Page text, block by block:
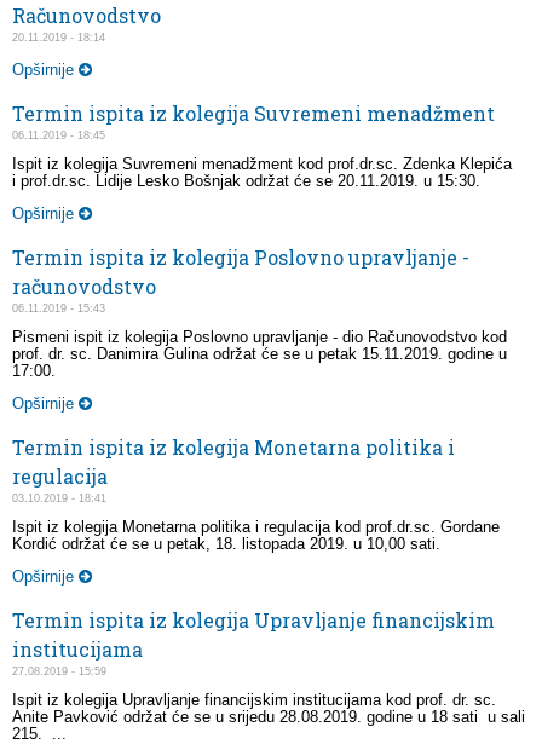
Računovodstvo
20.11.2019 - 18:14
Opširnije
Termin ispita iz kolegija Suvremeni menadžment
06.11.2019 - 18:45
Ispit iz kolegija Suvremeni menadžment kod prof.dr.sc. Zdenka Klepića
i prof.dr.sc. Lidije Lesko Bošnjak održat će se 20.11.2019. u 15:30.
Opširnije
Termin ispita iz kolegija Poslovno upravljanje -
računovodstvo
06.11.2019 - 15:43
Pismeni ispit iz kolegija Poslovno upravljanje - dio Računovodstvo kod
prof. dr. sc. Danimira Gulina održat će se u petak 15.11.2019. godine u
17:00.
Opširnije
Termin ispita iz kolegija Monetarna politika i
regulacija
03.10.2019 - 18:41
Ispit iz kolegija Monetarna politika i regulacija kod prof.dr.sc. Gordane
Kordić održat će se u petak, 18. listopada 2019. u 10,00 sati.
Opširnije
Termin ispita iz kolegija Upravljanje financijskim
institucijama
27.08.2019 - 15:59
Ispit iz kolegija Upravljanje financijskim institucijama kod prof. dr. sc.
Anite Pavković održat će se u srijedu 28.08.2019. godine u 18 sati u sali
215. ...